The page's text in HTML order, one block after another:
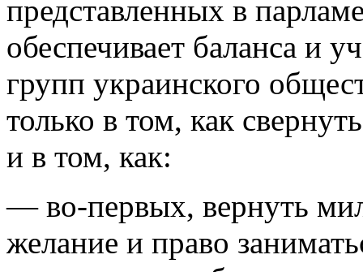
представленных в
обеспечивает баланса и
групп украинского
только в том, как
и в том, как:
— во-первых, вернуть
желание и право